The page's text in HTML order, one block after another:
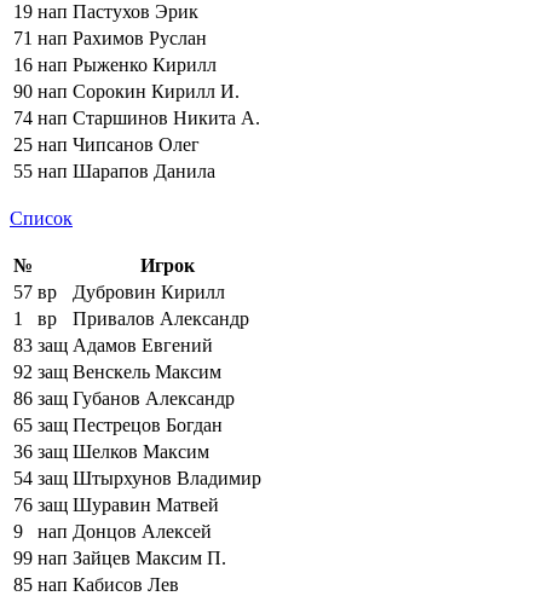
19 нап Пастухов Эрик
71 нап Рахимов Руслан
16 нап Рыженко Кирилл
90 нап Сорокин Кирилл И.
74 нап Старшинов Никита А.
25 нап Чипсанов Олег
55 нап Шарапов Данила
Список
№
Игрок
57 вр
Дубровин Кирилл
1
вр
Привалов Александр
83 защ Адамов Евгений
92 защ Венскель Максим
86 защ Губанов Александр
65 защ Пестрецов Богдан
36 защ Шелков Максим
54 защ Штырхунов Владимир
76 защ Шуравин Матвей
9
нап Донцов Алексей
99 нап Зайцев Максим П.
85 нап Кабисов Лев